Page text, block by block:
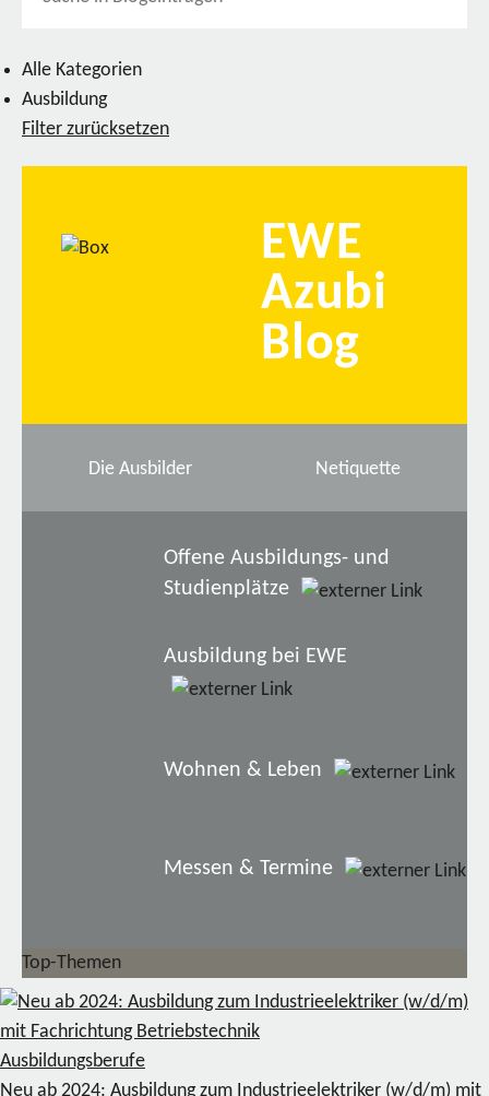
Alle Kategorien
Ausbildung
Filter zurücksetzen
EWE
Azubi
Blog
Die Ausbilder Netiquette
Offene Ausbildungs- und
Studienplätze
Ausbildung bei EWE
Wohnen & Leben
Messen & Termine
Top-Themen
Ausbildungsberufe
Neu ab 2024: Ausbildung zum Industrieelektriker (w/d/m) mit